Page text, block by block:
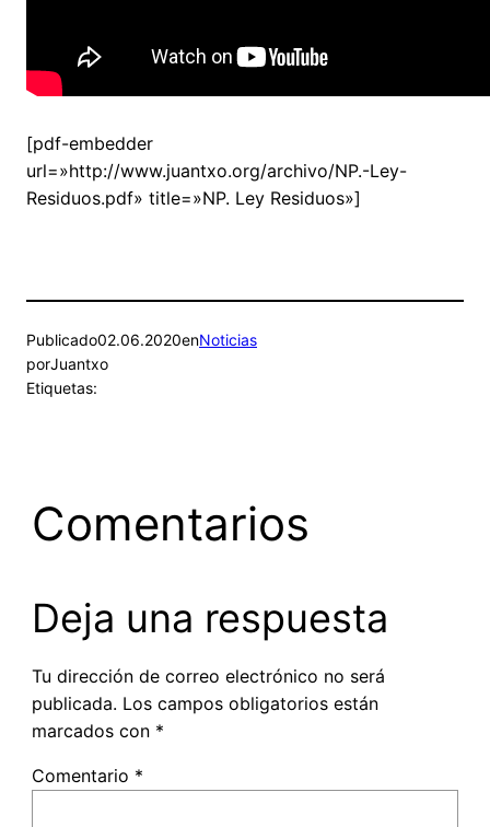
[pdf-embedder
url=»http://www.juantxo.org/archivo/NP.-Ley-
Residuos.pdf» title=»NP. Ley Residuos»]
Publicado02.06.2020enNoticias
porJuantxo
Etiquetas:
Comentarios
Deja una respuesta
Tu dirección de correo electrónico no será
publicada. Los campos obligatorios están
marcados con *
Comentario *